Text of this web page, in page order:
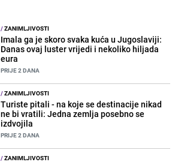
/ZANIMLJIVOSTI
Imala ga je skoro svaka kuća u Jugoslaviji:
Danas ovaj luster vrijedi i nekoliko hiljada
eura
PRIJE 2 DANA
/ZANIMLJIVOSTI
Turiste pitali - na koje se destinacije nikad
ne bi vratili: Jedna zemlja posebno se
izdvojila
PRIJE 2 DANA
/ZANIMLJIVOSTI